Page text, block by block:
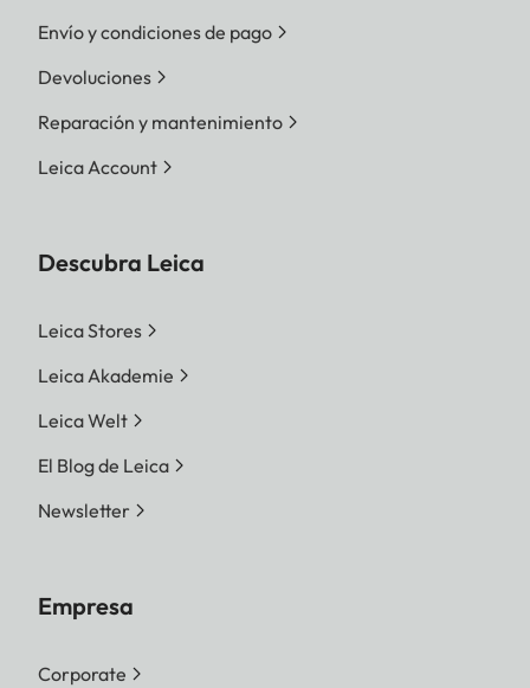
Envío y condiciones de pago
Devoluciones
Reparación y mantenimiento
Leica Account
Descubra Leica
Leica Stores
Leica Akademie
Leica Welt
El Blog de Leica
Newsletter
Empresa
Corporate